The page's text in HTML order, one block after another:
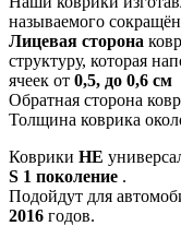
называемого
Лицевая сторона
структуру, которая
ячеек от 0,5, до 0,6 см
Обратная сторона
Толщина коврика
Коврики НЕ
S 1 поколение .
Подойдут для
2016 годов.